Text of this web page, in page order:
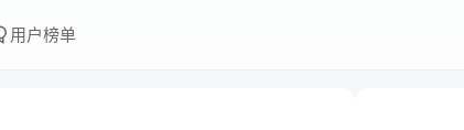
用户榜单